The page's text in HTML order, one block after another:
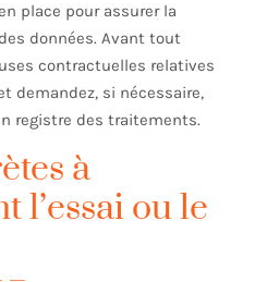
place pour assurer la
données. Avant tout
contractuelles relatives
demandez, si nécessaire,
registre des traitements.
à
l’essai ou le